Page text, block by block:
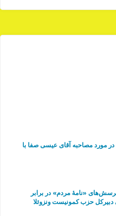
در مورد مصاحبه آقای عیسی صفا با
«نامهٔ مردم» در برابر
دبیرکل حزب کمونیست ونزوئلا